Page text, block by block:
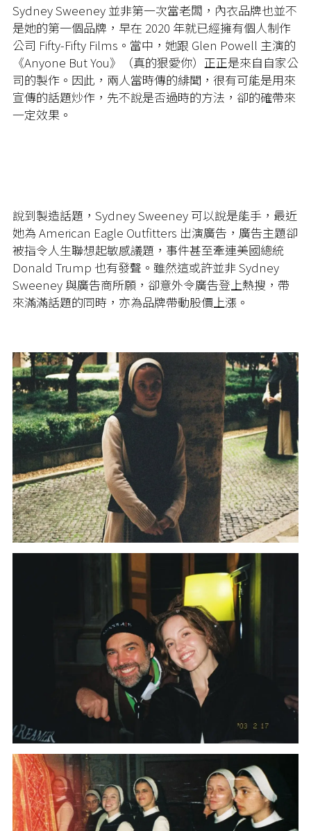
Sydney Sweeney 並非第一次當老闆，內衣品牌也並不
是她的第一個品牌，早在 2020 年就已經擁有個人制作
公司 Fifty-Fifty Films。當中，她跟 Glen Powell 主演的
《Anyone But You》（真的狠愛你）正正是來自自家公
司的製作。因此，兩人當時傳的緋聞，很有可能是用來
宣傳的話題炒作，先不說是否過時的方法，卻的確帶來
一定效果。
說到製造話題，Sydney Sweeney 可以說是能手，最近
她為 American Eagle Outfitters 出演廣告，廣告主題卻
被指令人生聯想起敏感議題，事件甚至牽連美國總統
Donald Trump 也有發聲。雖然這或許並非 Sydney
Sweeney 與廣告商所願，卻意外令廣告登上熱搜，帶
來滿滿話題的同時，亦為品牌帶動股價上漲。